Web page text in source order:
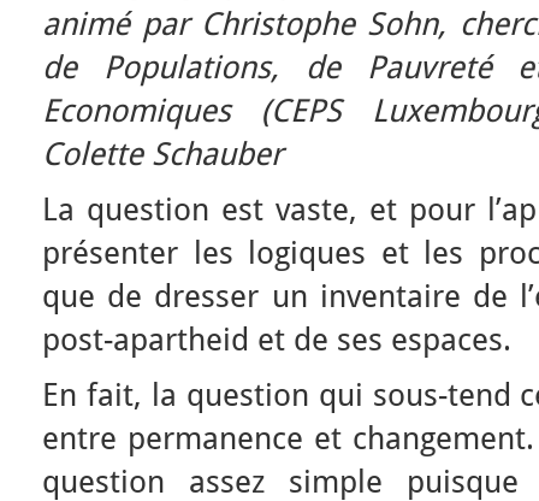
animé par Christophe Sohn,
de Populations, de Pauvreté
Economiques (CEPS
Colette Schauber
La question est vaste, et pour
présenter les logiques et les
que de dresser un inventaire de
post-apartheid et de ses espaces.
En fait, la question qui sous-tend
entre permanence et
question assez simple